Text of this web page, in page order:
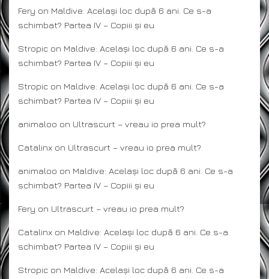
Fery on Maldive: Același loc după 6 ani. Ce s-a
schimbat? Partea IV – Copiii și eu
Stropic on Maldive: Același loc după 6 ani. Ce s-a
schimbat? Partea IV – Copiii și eu
Stropic on Maldive: Același loc după 6 ani. Ce s-a
schimbat? Partea IV – Copiii și eu
animaloo on Ultrascurt – vreau io prea mult?
Catalinx on Ultrascurt – vreau io prea mult?
animaloo on Maldive: Același loc după 6 ani. Ce s-a
schimbat? Partea IV – Copiii și eu
Fery on Ultrascurt – vreau io prea mult?
Catalinx on Maldive: Același loc după 6 ani. Ce s-a
schimbat? Partea IV – Copiii și eu
Stropic on Maldive: Același loc după 6 ani. Ce s-a